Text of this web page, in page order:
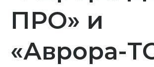
ПРО» и
«Аврора-